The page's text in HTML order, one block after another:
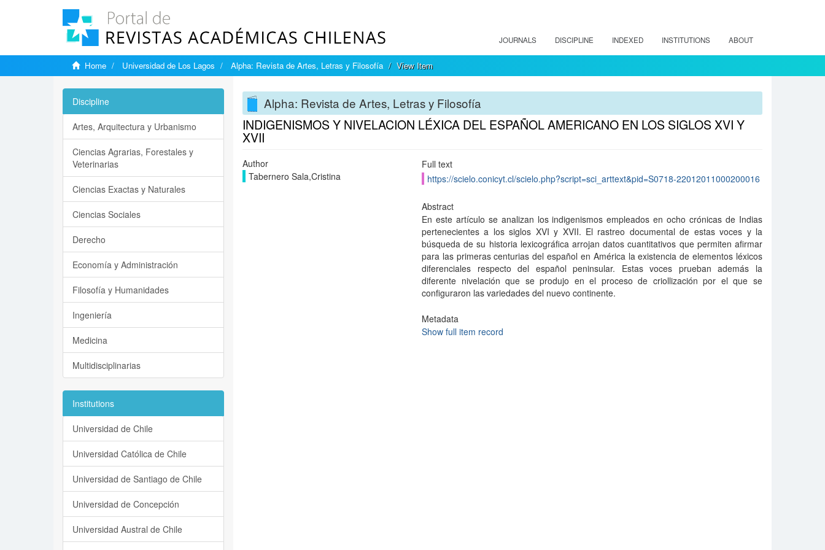
JOURNALS DISCIPLINE INDEXED INSTITUTIONS ABOUT
Home Universidad de Los Lagos Alpha: Revista de Artes, Letras y Filosofía View Item
Alpha: Revista de Artes, Letras y Filosofía
INDIGENISMOS Y NIVELACION LÉXICA DEL ESPAÑOL AMERICANO EN LOS SIGLOS XVI Y
XVII
Author
Tabernero Sala,Cristina
Full text
https://scielo.conicyt.cl/scielo.php?script=sci_arttext&pid=S0718-22012011000200016
Abstract
En este artículo se analizan los indigenismos empleados en ocho crónicas de Indias
pertenecientes a los siglos XVI y XVII. El rastreo documental de estas voces y la
búsqueda de su historia lexicográfica arrojan datos cuantitativos que permiten afirmar
para las primeras centurias del español en América la existencia de elementos léxicos
diferenciales respecto del español peninsular. Estas voces prueban además la
diferente nivelación que se produjo en el proceso de criollización por el que se
configuraron las variedades del nuevo continente.
Metadata
Show full item record
Discipline
Artes, Arquitectura y Urbanismo
Ciencias Agrarias, Forestales y
Veterinarias
Ciencias Exactas y Naturales
Ciencias Sociales
Derecho
Economía y Administración
Filosofía y Humanidades
Ingeniería
Medicina
Multidisciplinarias
Institutions
Universidad de Chile
Universidad Católica de Chile
Universidad de Santiago de Chile
Universidad de Concepción
Universidad Austral de Chile